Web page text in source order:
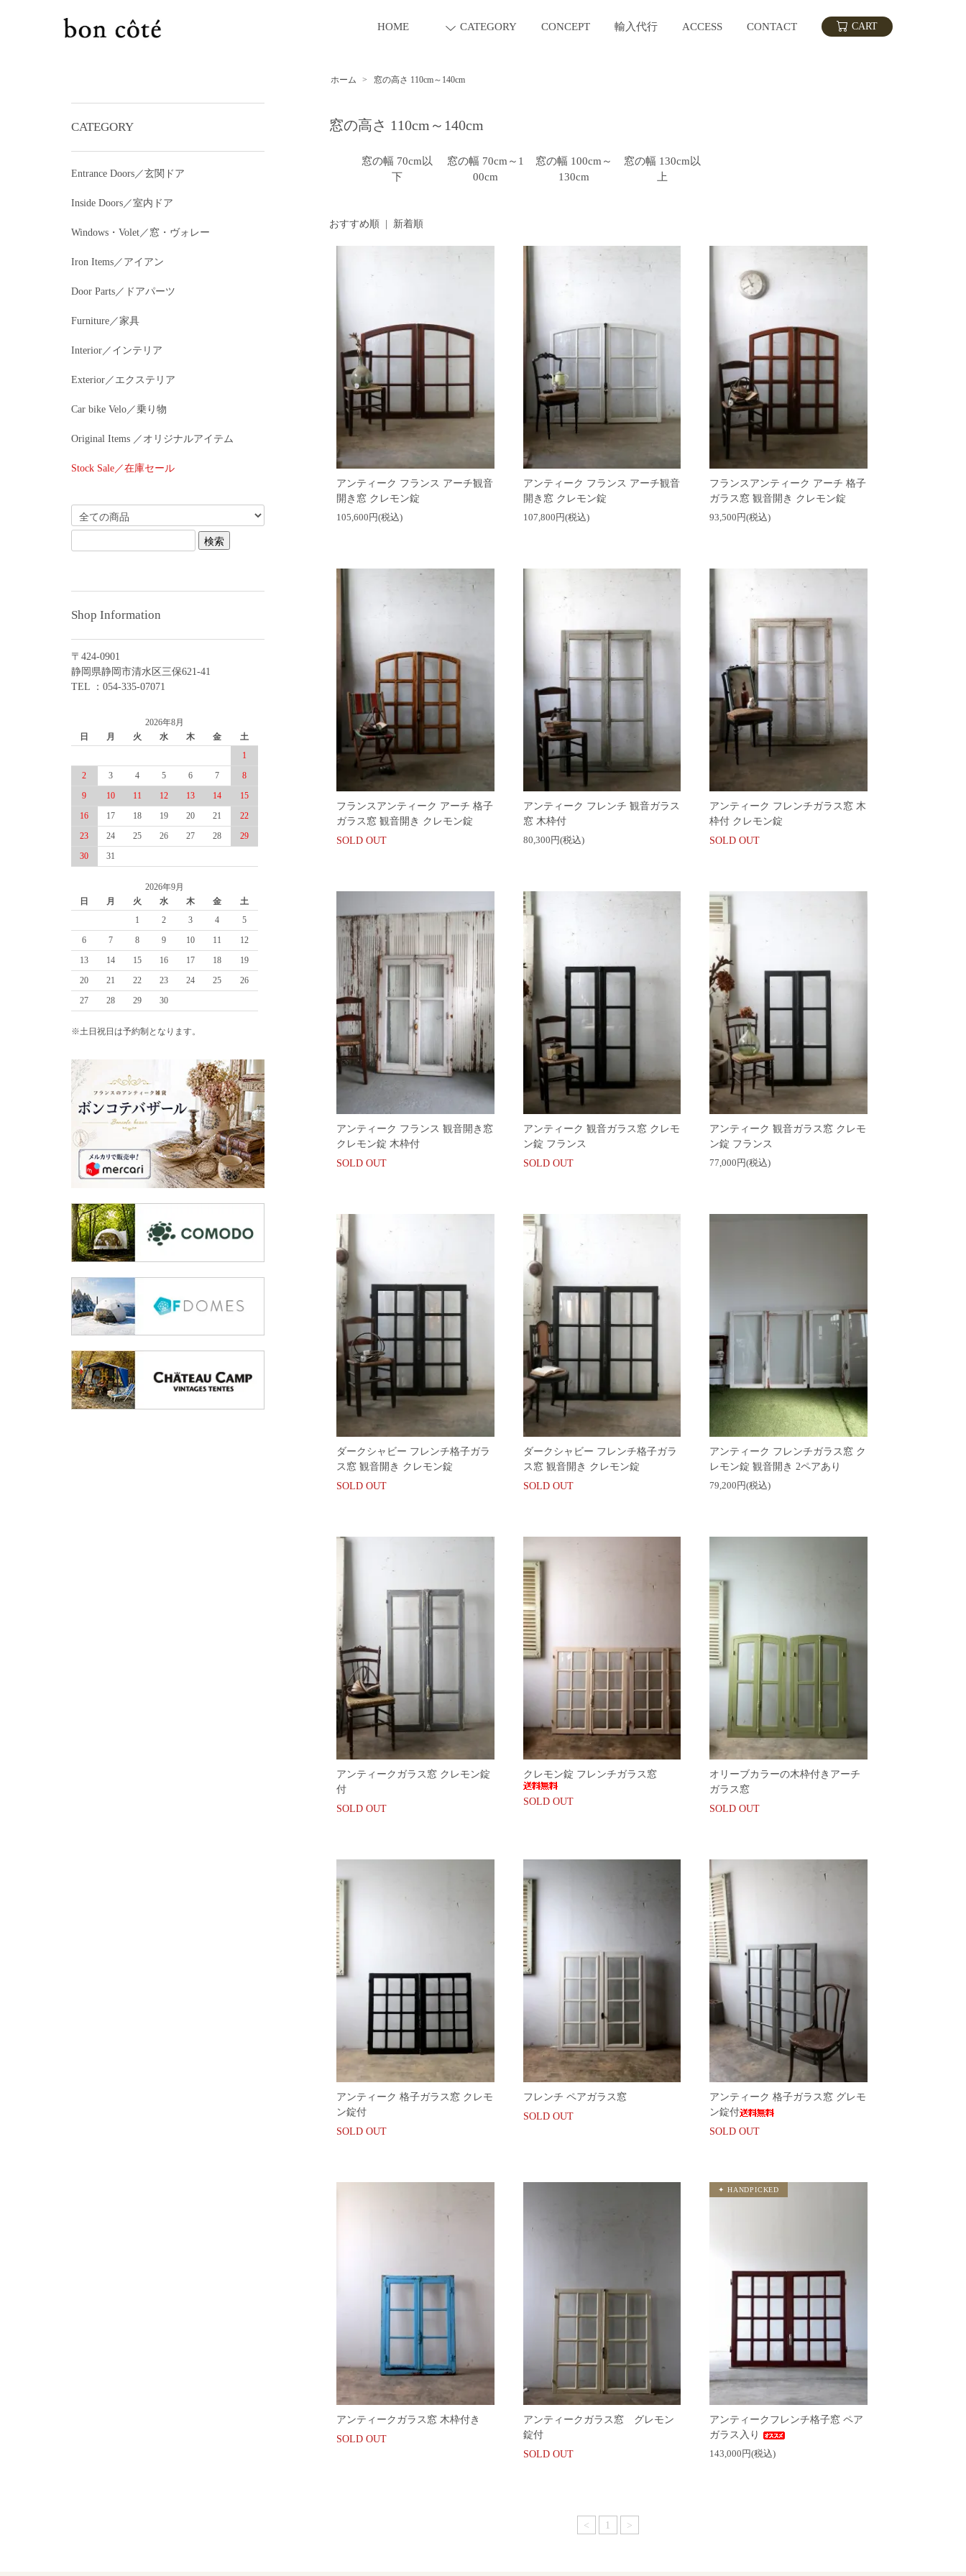
HOME CATEGORY CONCEPT 輸入代行 ACCESS CONTACT CART
ホーム > 窓の高さ 110cm～140cm
窓の高さ 110cm～140cm
窓の幅 70cm以
下
窓の幅 70cm～1
00cm
窓の幅 100cm～
130cm
窓の幅 130cm以
上
おすすめ順| 新着順
アンティーク フランス アーチ観音
開き窓 クレモン錠
105,600円(税込)
アンティーク フランス アーチ観音
開き窓 クレモン錠
107,800円(税込)
フランスアンティーク アーチ 格子
ガラス窓 観音開き クレモン錠
93,500円(税込)
フランスアンティーク アーチ 格子
ガラス窓 観音開き クレモン錠
SOLD OUT
アンティーク フレンチ 観音ガラス
窓 木枠付
80,300円(税込)
アンティーク フレンチガラス窓 木
枠付 クレモン錠
SOLD OUT
アンティーク フランス 観音開き窓
クレモン錠 木枠付
SOLD OUT
アンティーク 観音ガラス窓 クレモ
ン錠 フランス
SOLD OUT
アンティーク 観音ガラス窓 クレモ
ン錠 フランス
77,000円(税込)
ダークシャビー フレンチ格子ガラ
ス窓 観音開き クレモン錠
SOLD OUT
ダークシャビー フレンチ格子ガラ
ス窓 観音開き クレモン錠
SOLD OUT
アンティーク フレンチガラス窓 ク
レモン錠 観音開き 2ペアあり
79,200円(税込)
アンティークガラス窓 クレモン錠
付
SOLD OUT
クレモン錠 フレンチガラス窓
SOLD OUT
オリーブカラーの木枠付きアーチ
ガラス窓
SOLD OUT
アンティーク 格子ガラス窓 クレモ
ン錠付
SOLD OUT
フレンチ ペアガラス窓
SOLD OUT
アンティーク 格子ガラス窓 グレモ
ン錠付
SOLD OUT
アンティークガラス窓 木枠付き
SOLD OUT
アンティークガラス窓 グレモン
錠付
SOLD OUT
アンティークフレンチ格子窓 ペア
ガラス入り
143,000円(税込)
< 1 >
CATEGORY
Entrance Doors／玄関ドア
Inside Doors／室内ドア
Windows・Volet／窓・ヴォレー
Iron Items／アイアン
Door Parts／ドアパーツ
Furniture／家具
Interior／インテリア
Exterior／エクステリア
Car bike Velo／乗り物
Original Items ／オリジナルアイテム
Stock Sale／在庫セール
Shop Information
〒424-0901
静岡県静岡市清水区三保621-41
TEL ：054-335-07071
2026年8月
日
月 火 水 木 金
土
1
2
3 4 5 6 7
8
9
10 11 12 13 14
15
16
17 18 19 20 21
22
23
24 25 26 27 28
29
30
31
2026年9月
日
月 火 水 木 金
土
1
2 3 4
5
6
7 8 9 10 11
12
13
14 15 16 17 18
19
20
21 22 23 24 25
26
27
28 29 30
※土日祝日は予約制となります。